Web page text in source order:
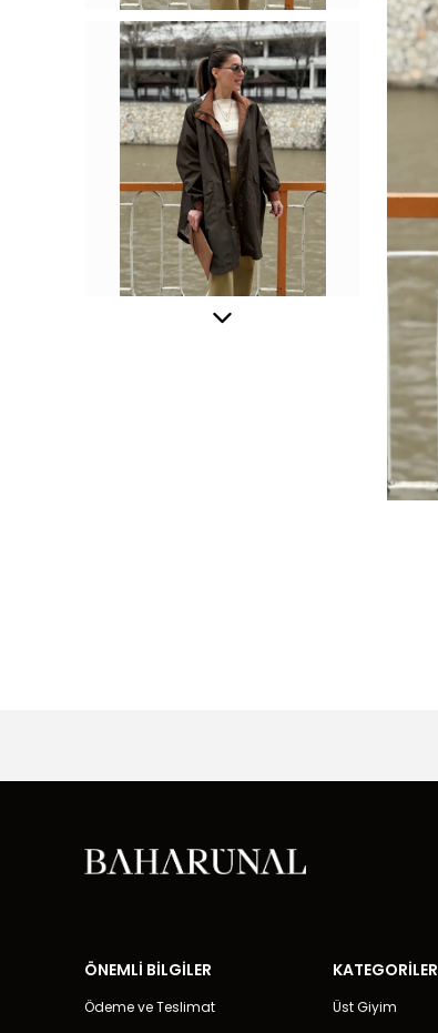
ÖNEMLİ BİLGİLER
Ödeme ve Teslimat
KATEGORİLER
Üst Giyim